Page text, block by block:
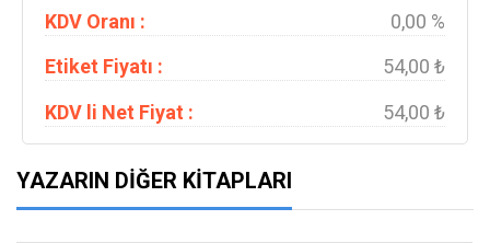
KDV Oranı :
0,00 %
Etiket Fiyatı :
54,00 ₺
KDV li Net Fiyat :
54,00 ₺
YAZARIN DIĞER KITAPLARI